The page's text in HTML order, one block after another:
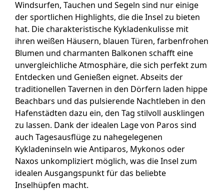
Windsurfen, Tauchen und Segeln sind nur einige
der sportlichen Highlights, die die Insel zu bieten
hat. Die charakteristische Kykladenkulisse mit
ihren weißen Häusern, blauen Türen, farbenfrohen
Blumen und charmanten Balkonen schafft eine
unvergleichliche Atmosphäre, die sich perfekt zum
Entdecken und Genießen eignet. Abseits der
traditionellen Tavernen in den Dörfern laden hippe
Beachbars und das pulsierende Nachtleben in den
Hafenstädten dazu ein, den Tag stilvoll ausklingen
zu lassen. Dank der idealen Lage von Paros sind
auch Tagesausflüge zu nahegelegenen
Kykladeninseln wie Antiparos, Mykonos oder
Naxos unkompliziert möglich, was die Insel zum
idealen Ausgangspunkt für das beliebte
Inselhüpfen macht.